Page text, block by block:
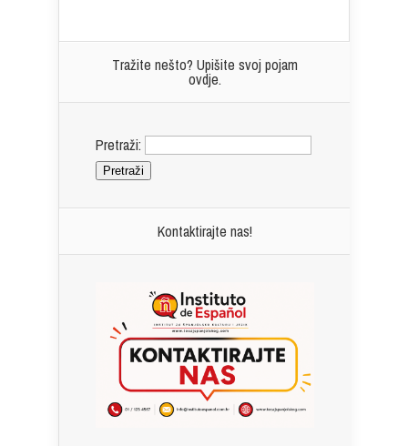
Tražite nešto? Upišite svoj pojam
ovdje.
Pretraži:
Kontaktirajte nas!